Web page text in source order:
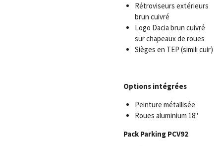
Rétroviseurs extérieurs
brun cuivré
Logo Dacia brun cuivré
sur chapeaux de roues
Sièges en TEP (simili cuir)
Options intégrées
Peinture métallisée
Roues aluminium 18"
Pack Parking PCV92